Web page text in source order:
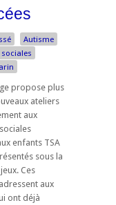
Autisme
propose plus
ateliers
aux
enfants TSA
sous la
Ces
aux
ont déjà